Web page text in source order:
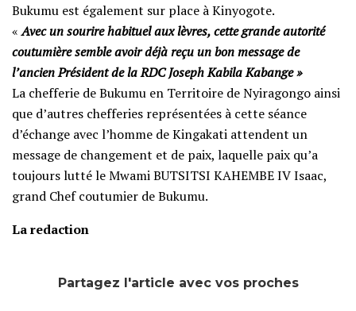
Bukumu est également sur place à Kinyogote.
‎«Avec un sourire habituel aux lèvres, cette grande autorité
coutumière semble avoir déjà reçu un bon message de
l’ancien Président de la RDC Joseph Kabila Kabange »
La chefferie de Bukumu en Territoire de Nyiragongo ainsi
que d’autres chefferies représentées à cette séance
d’échange avec l’homme de Kingakati attendent un
message de changement et de paix, laquelle paix qu’a
toujours lutté le Mwami BUTSITSI KAHEMBE IV Isaac,
grand Chef coutumier de Bukumu.
La redaction
Partagez l'article avec vos proches